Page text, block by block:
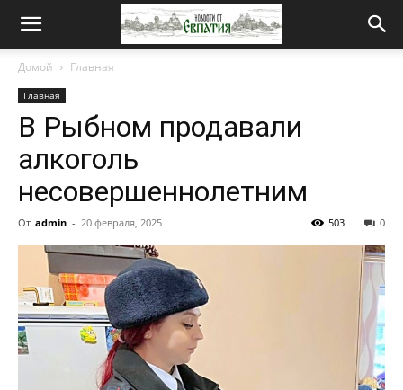
Новости
Домой Главная
Главная
В Рыбном продавали
алкоголь
несовершеннолетним
От admin - 20 февраля, 2025 0
503